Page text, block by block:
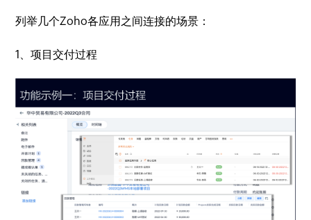
列举几个Zoho各应用之间连接的场景：
1、项目交付过程